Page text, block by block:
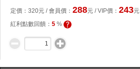
定價： 320元 /會員價 ： 288元 / VIP價： 243元
紅利點數回饋： 5 %